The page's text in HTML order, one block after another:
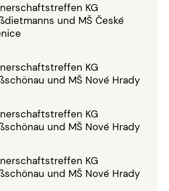
KG
und MŠ České
KG
und MŠ Nové Hrady
KG
und MŠ Nové Hrady
KG
und MŠ Nové Hrady